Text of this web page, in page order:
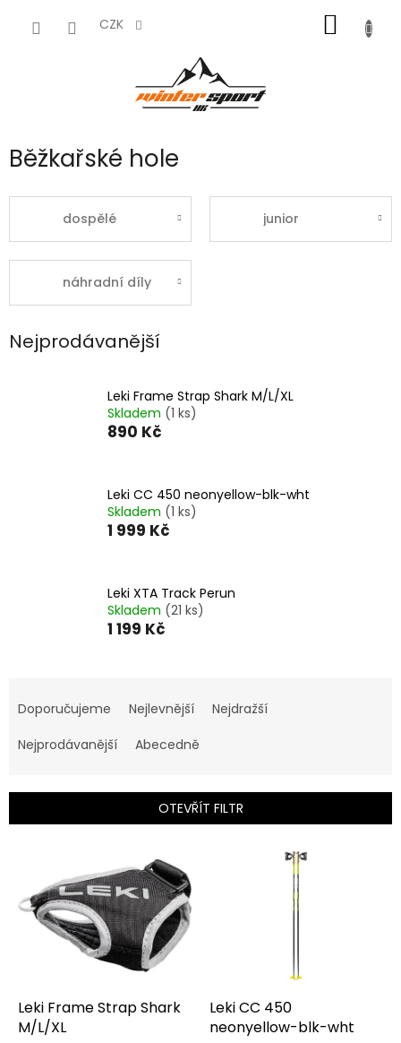
CZK
KOŠÍK
Běžkařské hole
dospělé junior
náhradní díly
Nejprodávanější
Leki Frame Strap Shark M/L/XL
Skladem (1 ks)
890 Kč
Leki CC 450 neonyellow-blk-wht
Skladem (1 ks)
1 999 Kč
Leki XTA Track Perun
Skladem (21 ks)
1 199 Kč
a
e
í
r
Doporučujeme Nejlevnější
Nejdražší
Nejprodávanější
Abecedně
OTEVŘÍT FILTR
dLeki Frame Strap Shark
M/L/XL
Leki CC 450
neonyellow-blk-wht